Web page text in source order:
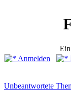
Anmelden
Unbeantwortete